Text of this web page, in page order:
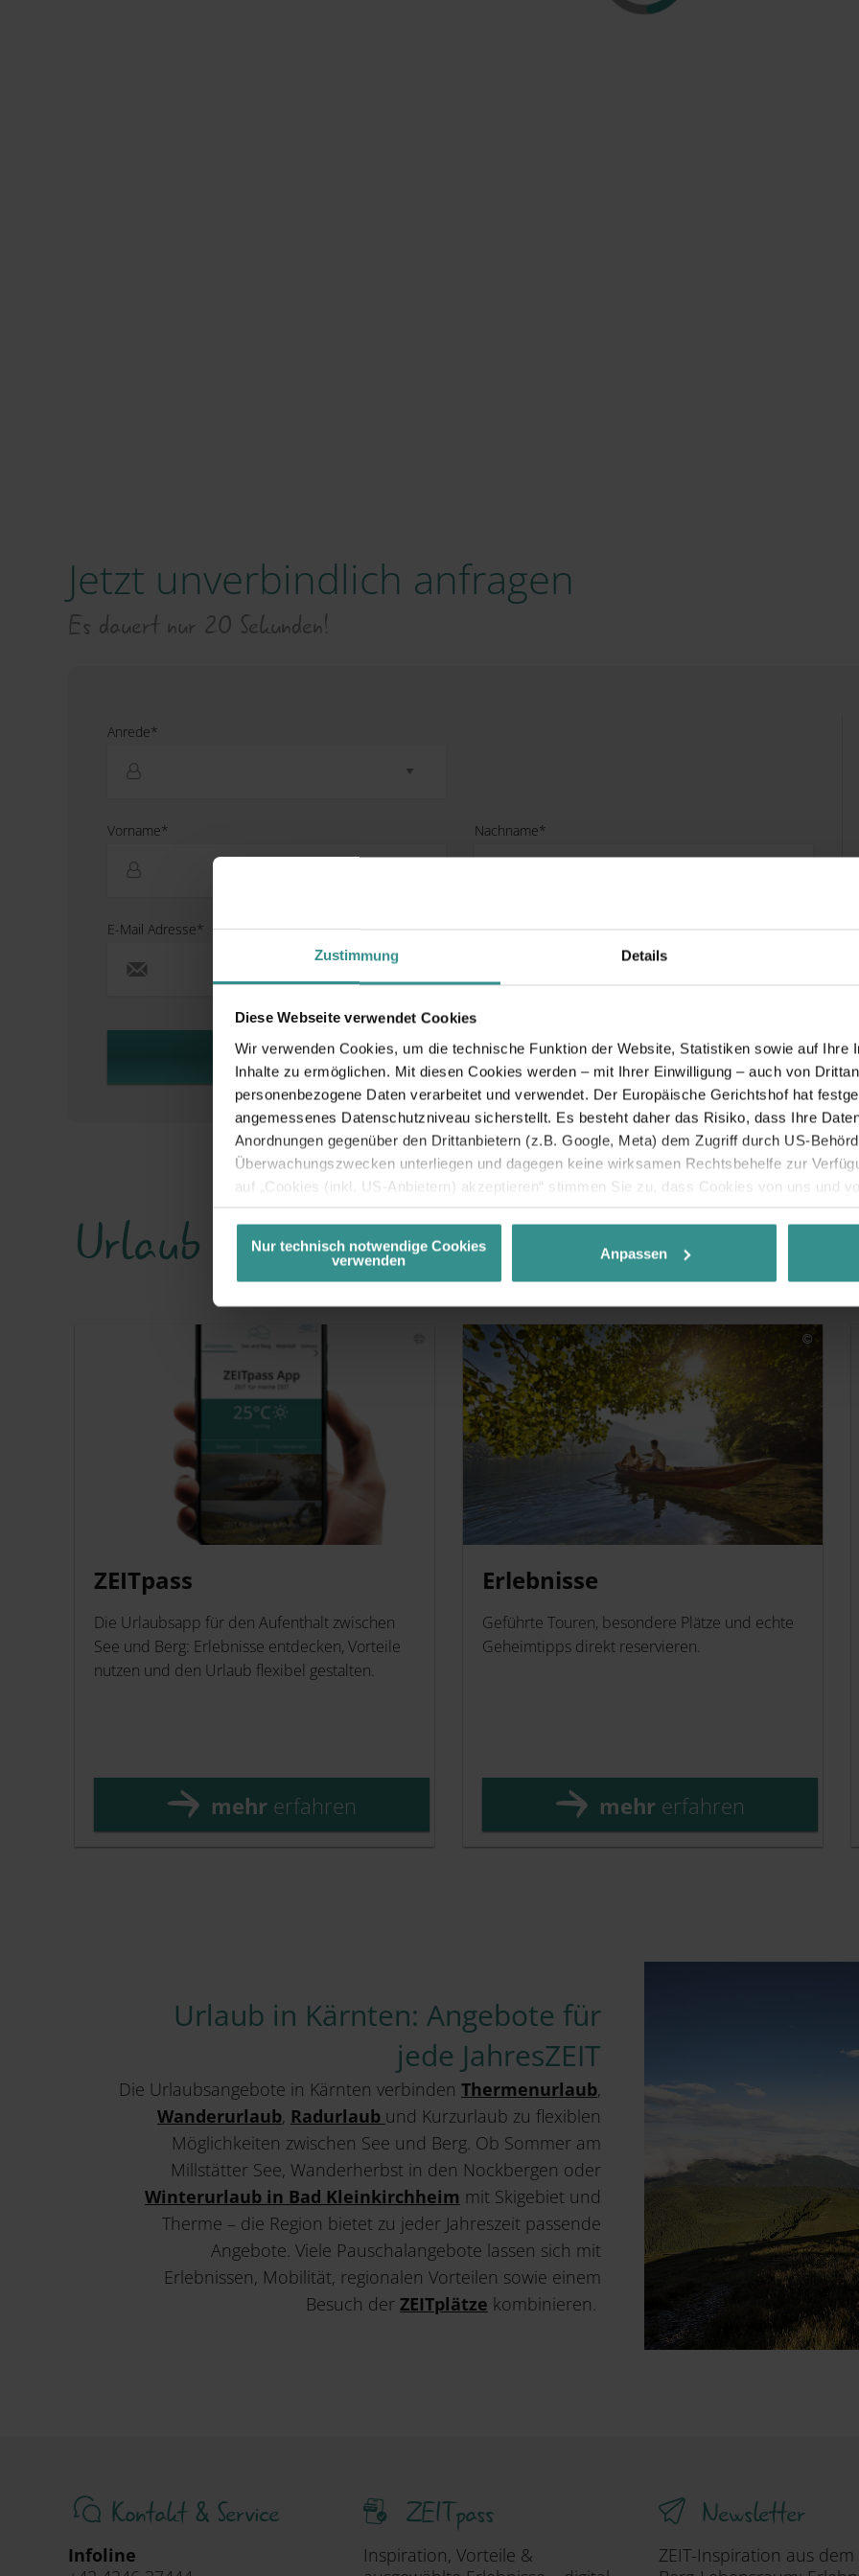
Zustimmung Details
Diese Webseite verwendet Cookies
Wir verwenden Cookies, um die technische Funktion der Website, Statistiken sowie auf Ihre
Inhalte zu ermöglichen. Mit diesen Cookies werden – mit Ihrer Einwilligung – auch von
personenbezogene Daten verarbeitet und verwendet. Der Europäische Gerichtshof hat
angemessenes Datenschutzniveau sicherstellt. Es besteht daher das Risiko, dass Ihre
Anordnungen gegenüber den Drittanbietern (z.B. Google, Meta) dem Zugriff durch US-
Überwachungszwecken unterliegen und dagegen keine wirksamen Rechtsbehelfe zur
auf „Cookies (inkl. US-Anbietern) akzeptieren“ stimmen Sie zu, dass Cookies von uns und
Nur technisch notwendige Cookies
verwenden
Anpassen
Jetzt unverbindlich anfragen
Es dauert nur 20 Sekunden!
Anrede*
Vorname* Nachname*
E-Mail Adresse*
Weiter
Urlaub planen & mehr erleben
ZEITpass
Die Urlaubsapp für den Aufenthalt zwischen
See und Berg: Erlebnisse entdecken, Vorteile
nutzen und den Urlaub flexibel gestalten.
mehr erfahren
Erlebnisse
Geführte Touren, besondere Plätze und echte
Geheimtipps direkt reservieren.
mehr erfahren
Urlaub in Kärnten: Angebote für
jede JahresZEIT
Die Urlaubsangebote in Kärnten verbinden Thermenurlaub,
Wanderurlaub, Radurlaub und Kurzurlaub zu flexiblen
Möglichkeiten zwischen See und Berg. Ob Sommer am
Millstätter See, Wanderherbst in den Nockbergen oder
Winterurlaub in Bad Kleinkirchheim mit Skigebiet und
Therme – die Region bietet zu jeder Jahreszeit passende
Angebote. Viele Pauschalangebote lassen sich mit
Erlebnissen, Mobilität, regionalen Vorteilen sowie einem
Besuch der ZEITplätze kombinieren.
Kontakt & Service
Infoline
ZEITpass
Inspiration, Vorteile &
Newsletter
ZEIT-Inspiration aus dem